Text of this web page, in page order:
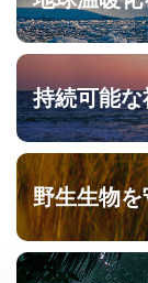
持続可能
野生生物を